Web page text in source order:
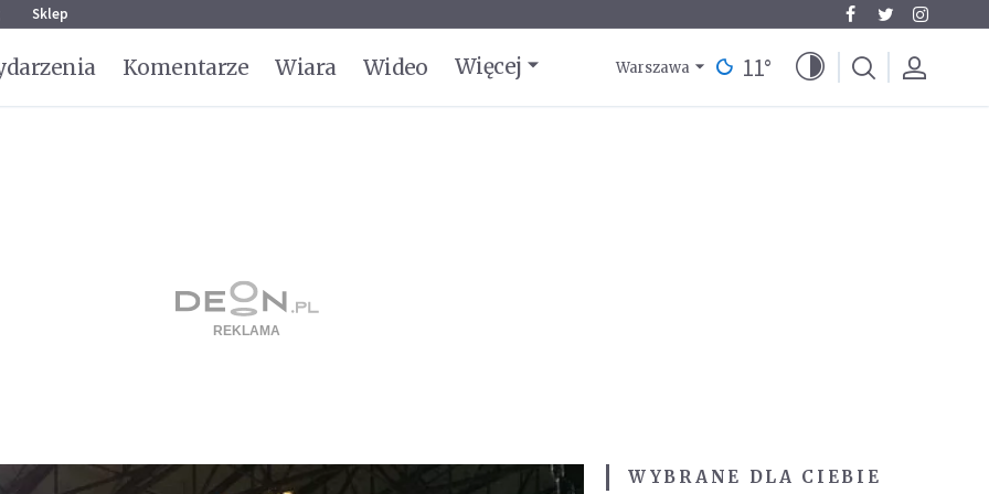
Sklep
Komentarze Wiara Wideo Więcej Warszawa 11°
WYBRANE DLA CIEBIE